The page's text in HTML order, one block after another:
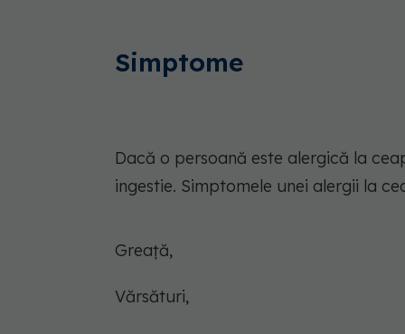
Simptome
Dacă o persoană este alergică la
ingestie. Simptomele unei alergii la
Greață,
Vărsături,